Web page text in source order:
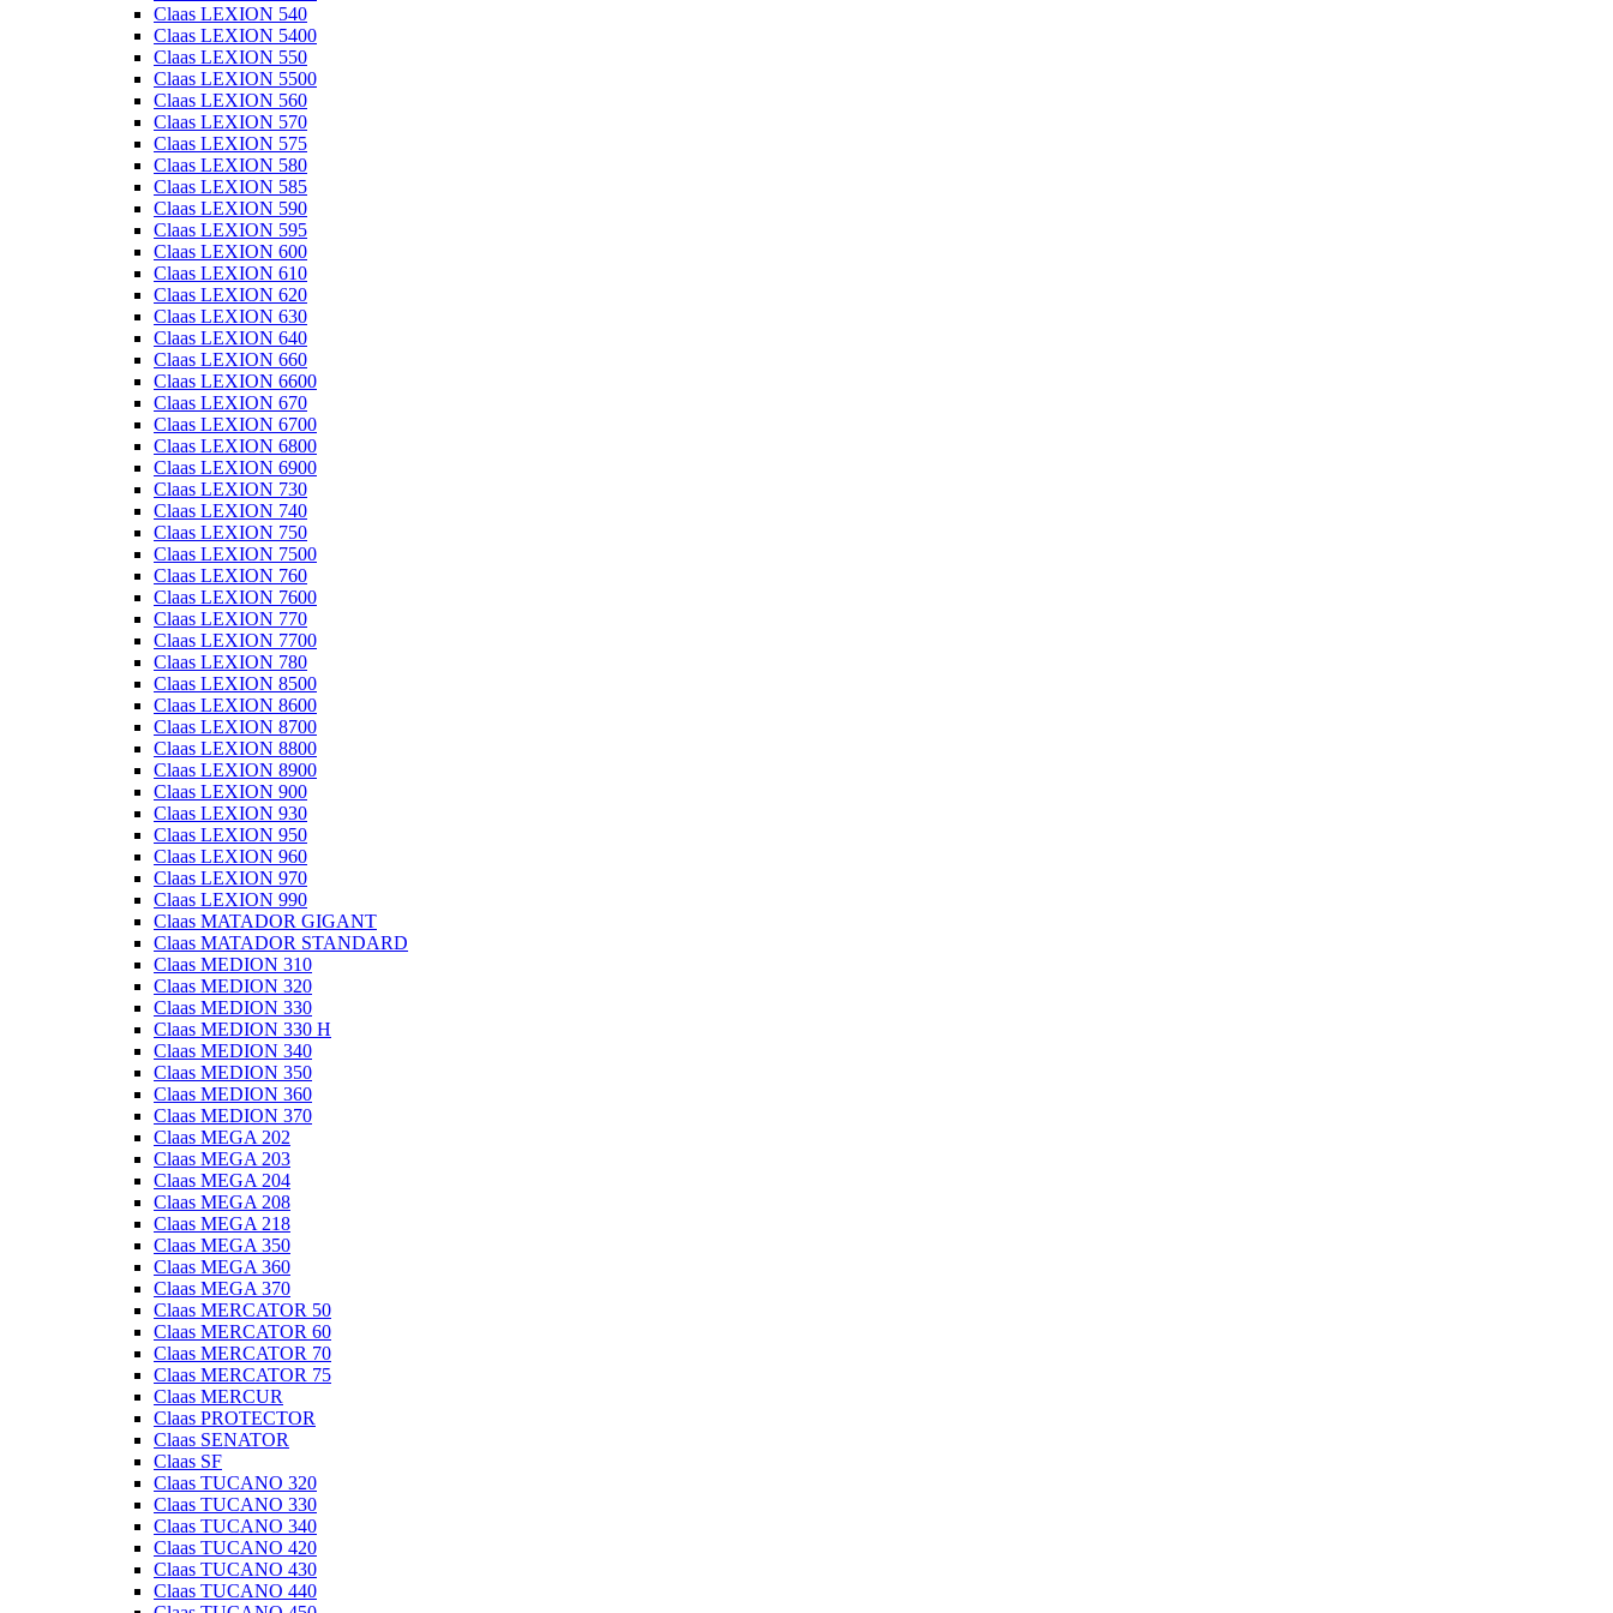
Claas LEXION 540
Claas LEXION 5400
Claas LEXION 550
Claas LEXION 5500
Claas LEXION 560
Claas LEXION 570
Claas LEXION 575
Claas LEXION 580
Claas LEXION 585
Claas LEXION 590
Claas LEXION 595
Claas LEXION 600
Claas LEXION 610
Claas LEXION 620
Claas LEXION 630
Claas LEXION 640
Claas LEXION 660
Claas LEXION 6600
Claas LEXION 670
Claas LEXION 6700
Claas LEXION 6800
Claas LEXION 6900
Claas LEXION 730
Claas LEXION 740
Claas LEXION 750
Claas LEXION 7500
Claas LEXION 760
Claas LEXION 7600
Claas LEXION 770
Claas LEXION 7700
Claas LEXION 780
Claas LEXION 8500
Claas LEXION 8600
Claas LEXION 8700
Claas LEXION 8800
Claas LEXION 8900
Claas LEXION 900
Claas LEXION 930
Claas LEXION 950
Claas LEXION 960
Claas LEXION 970
Claas LEXION 990
Claas MATADOR GIGANT
Claas MATADOR STANDARD
Claas MEDION 310
Claas MEDION 320
Claas MEDION 330
Claas MEDION 330 H
Claas MEDION 340
Claas MEDION 350
Claas MEDION 360
Claas MEDION 370
Claas MEGA 202
Claas MEGA 203
Claas MEGA 204
Claas MEGA 208
Claas MEGA 218
Claas MEGA 350
Claas MEGA 360
Claas MEGA 370
Claas MERCATOR 50
Claas MERCATOR 60
Claas MERCATOR 70
Claas MERCATOR 75
Claas MERCUR
Claas PROTECTOR
Claas SENATOR
Claas SF
Claas TUCANO 320
Claas TUCANO 330
Claas TUCANO 340
Claas TUCANO 420
Claas TUCANO 430
Claas TUCANO 440